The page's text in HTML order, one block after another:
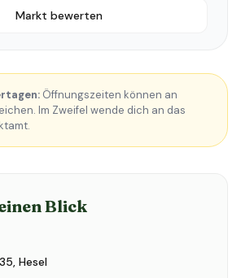
Markt bewerten
Öffnungszeiten können an
Im Zweifel wende dich an das
Blick
Hesel